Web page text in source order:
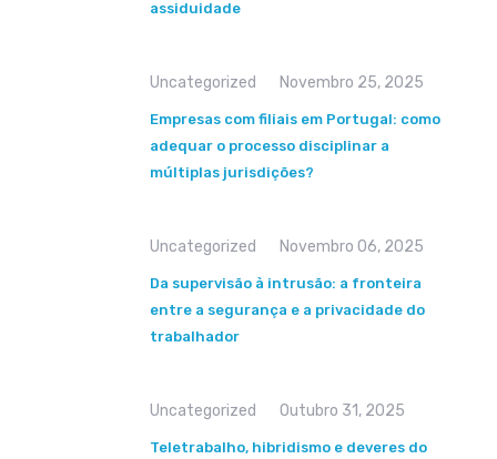
assiduidade
Uncategorized Novembro 25, 2025
Empresas com filiais em Portugal: como
adequar o processo disciplinar a
múltiplas jurisdições?
Uncategorized Novembro 06, 2025
Da supervisão à intrusão: a fronteira
entre a segurança e a privacidade do
trabalhador
Uncategorized Outubro 31, 2025
Teletrabalho, hibridismo e deveres do